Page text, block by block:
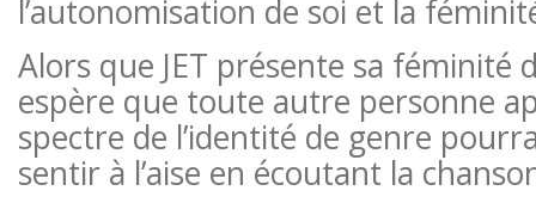
l’autonomisation de soi et la
Alors que JET présente sa féminité
espère que toute autre personne
spectre de l’identité de genre
sentir à l’aise en écoutant la